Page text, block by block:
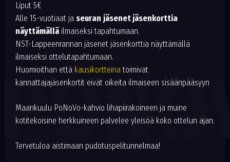
Liput 5€
Alle 15-vuotiaat ja seuran jäsenet jäsenkorttia
näyttämällä ilmaiseksi tapahtumaan.
NST-Lappeenrannan jäsenet jäsenkorttia näyttämällä
ilmaiseksi ottelutapahtumaan.
Huomioithan että kausikortteinatoimivat
kannattajajäsenkortit eivät oikeita ilmaiseen sisäänpääsyyn
Maankuulu PoNoVo-kahvio lihapiirakoineen ja muine
kotitekoisine herkkuineen palvelee yleisöä koko ottelun ajan.
Tervetuloa aistimaan pudotuspelitunnelmaa!